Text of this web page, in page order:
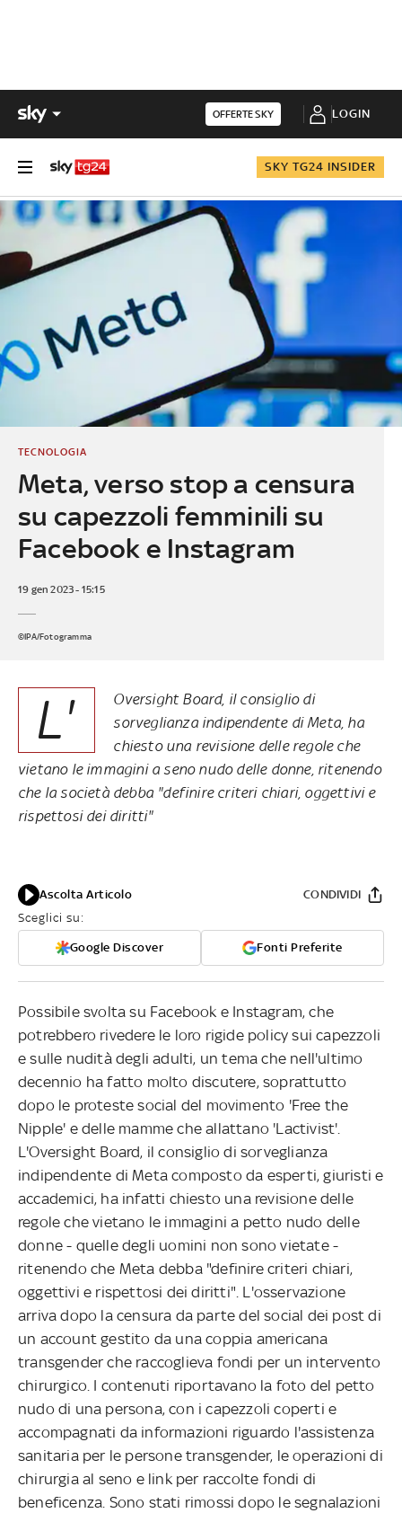
OFFERTE SKY LOGIN
SKY TG24 INSIDER
Meta, verso stop a censura
su capezzoli femminili su
Facebook e Instagram
TECNOLOGIA
19 gen 2023 - 15:15
©IPA/Fotogramma
L'
Oversight Board, il consiglio di
sorveglianza indipendente di Meta, ha
chiesto una revisione delle regole che
vietano le immagini a seno nudo delle donne, ritenendo
che la società debba "definire criteri chiari, oggettivi e
rispettosi dei diritti"
Ascolta Articolo
Sceglici su:
Google Discover Fonti Preferite
CONDIVIDI
Possibile svolta su Facebook e Instagram, che
potrebbero rivedere le loro rigide policy sui capezzoli
e sulle nudità degli adulti, un tema che nell'ultimo
decennio ha fatto molto discutere, soprattutto
dopo le proteste social del movimento 'Free the
Nipple' e delle mamme che allattano 'Lactivist'.
L'Oversight Board, il consiglio di sorveglianza
indipendente di Meta composto da esperti, giuristi e
accademici, ha infatti chiesto una revisione delle
regole che vietano le immagini a petto nudo delle
donne - quelle degli uomini non sono vietate -
ritenendo che Meta debba "definire criteri chiari,
oggettivi e rispettosi dei diritti". L'osservazione
arriva dopo la censura da parte del social dei post di
un account gestito da una coppia americana
transgender che raccoglieva fondi per un intervento
chirurgico. I contenuti riportavano la foto del petto
nudo di una persona, con i capezzoli coperti e
accompagnati da informazioni riguardo l'assistenza
sanitaria per le persone transgender, le operazioni di
chirurgia al seno e link per raccolte fondi di
beneficenza. Sono stati rimossi dopo le segnalazioni